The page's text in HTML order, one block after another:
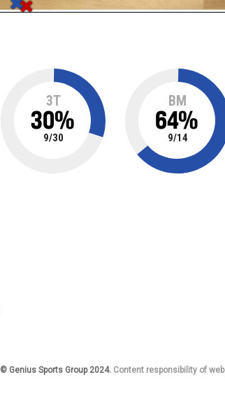
3T
30%
9/30
BM
64%
9/14
© Genius Sports Group 2024. Content responsibility of